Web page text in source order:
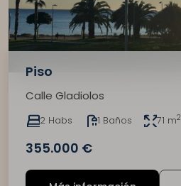
Piso
Calle Gladiolos
2 Habs 1 Baños 71 m2
355.000 €